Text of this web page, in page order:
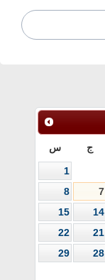
ج س
1
7
8
14
15
21
22
28
29